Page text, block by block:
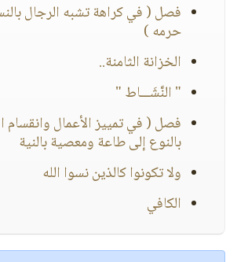
فصل ( في كراهة تشبه الرجال
حرمه )
الخزانة الثامنة..
" النَّشَـــاط "
فصل ( في تمييز الأعمال وانقسام
بالنوع إلى طاعة ومعصية بالنية
ولا تكونوا كالذين نسوا الله
الكافي